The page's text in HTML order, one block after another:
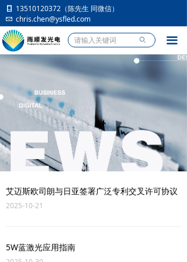
13510120372（陈先生 同微信）
chris.chen@ysfled.com
끀
首页
产品中心
应用市场
行业资讯
人员招聘
关于我们
ꄙ
艾迈斯欧司朗与日亚签署广泛专利交叉许可协议
2025-10-21
5W蓝激光应用指南